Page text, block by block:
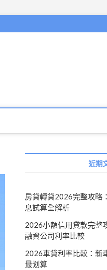
近期
房貸轉貸2026完整攻略
息試算全解析
2026小額信用貸款完整
融資公司利率比較
2026車貸利率比較：新
最划算